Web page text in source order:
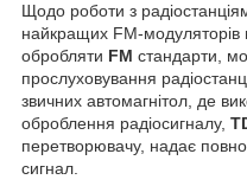
Щодо роботи з
найкращих FM-
обробляти FM стандарти,
прослуховування
звичних автомагнітол, де
оброблення радіосигналу,
перетворювачу, надає
сигнал.